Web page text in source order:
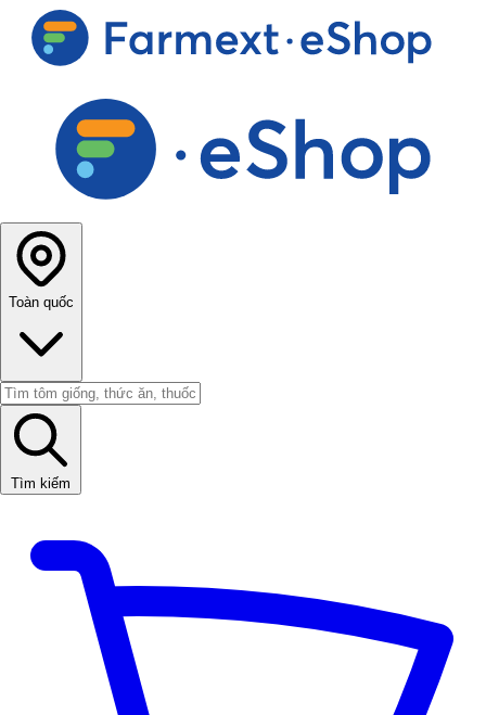
Toàn quốc
Tìm kiếm